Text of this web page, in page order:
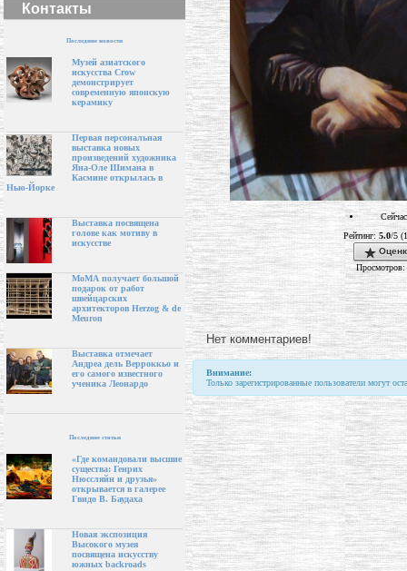
Контакты
Последние новости
Музей азиатского
искусства Crow
демонстрирует
современную японскую
керамику
Первая персональная
выставка новых
произведений художника
Яна-Оле Шимана в
Касмине открылась в
Нью-Йорке
Выставка посвящена
голове как мотиву в
искусстве
МоМА получает большой
подарок от работ
швейцарских
архитекторов Herzog & de
Meuron
Выставка отмечает
Андреа дель Верроккьо и
его самого известного
ученика Леонардо
Последние статьи
«Где командовали высшие
существа: Генрих
Нюссляйн и друзья»
открывается в галерее
Гвидо В. Баудаха
Новая экспозиция
Высокого музея
посвящена искусству
южных backroads
Рейтинг: 5.0/5
Просмотров:
Нет комментариев!
Внимание:
Только зарегистрированные пользователи могут